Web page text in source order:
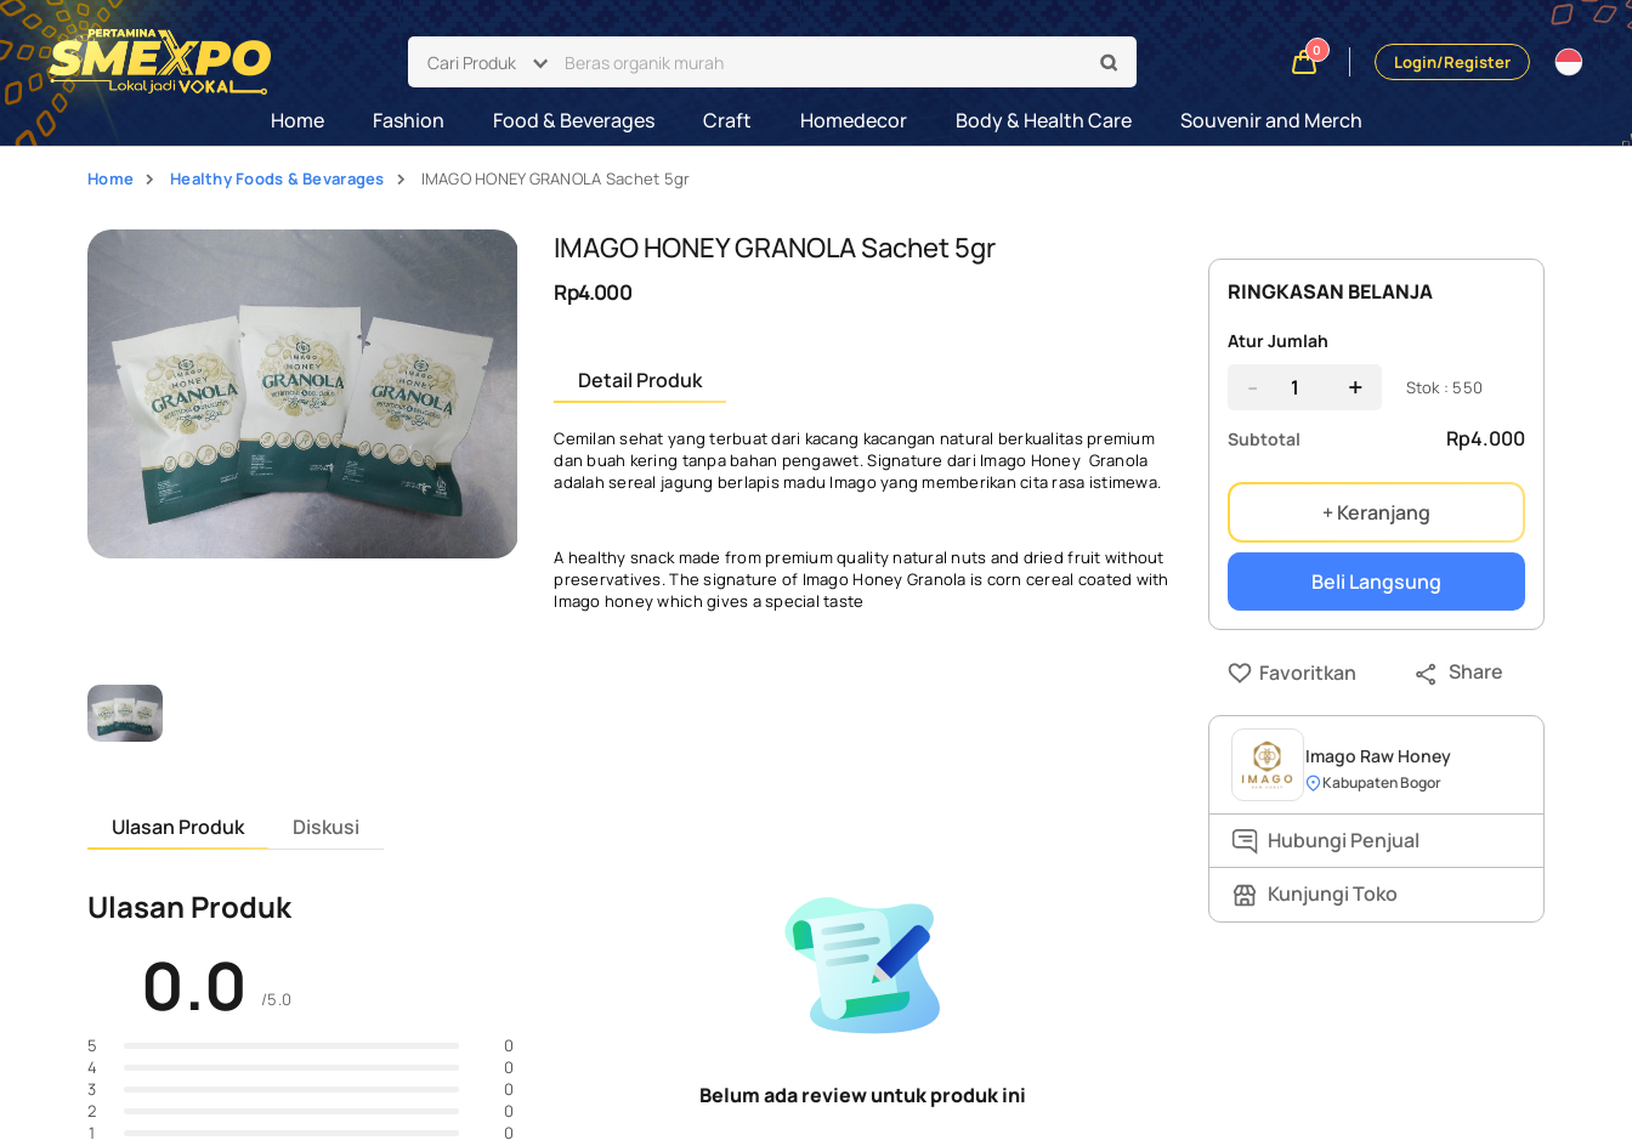
Cari Produk
0
Login/Register
Home Fashion Food & Beverages Craft Homedecor Body & Health Care Souvenir and Merch
Home Healthy Foods & Bevarages IMAGO HONEY GRANOLA Sachet 5gr
IMAGO HONEY GRANOLA Sachet 5gr
Rp4.000
Detail Produk
Cemilan sehat yang terbuat dari kacang kacangan natural berkualitas premium
dan buah kering tanpa bahan pengawet. Signature dari Imago Honey Granola
adalah sereal jagung berlapis madu Imago yang memberikan cita rasa istimewa.
A healthy snack made from premium quality natural nuts and dried fruit without
preservatives. The signature of Imago Honey Granola is corn cereal coated with
Imago honey which gives a special taste
Ulasan Produk Diskusi
Ulasan Produk
0.0 /5.0
5
0
4
0
3
0
2
0
1
0
Belum ada review untuk produk ini
RINGKASAN BELANJA
Atur Jumlah
- + Stok : 550
Subtotal Rp4.000
+ Keranjang
Beli Langsung
Favoritkan Share
Imago Raw Honey
Kabupaten Bogor
Hubungi Penjual
Kunjungi Toko